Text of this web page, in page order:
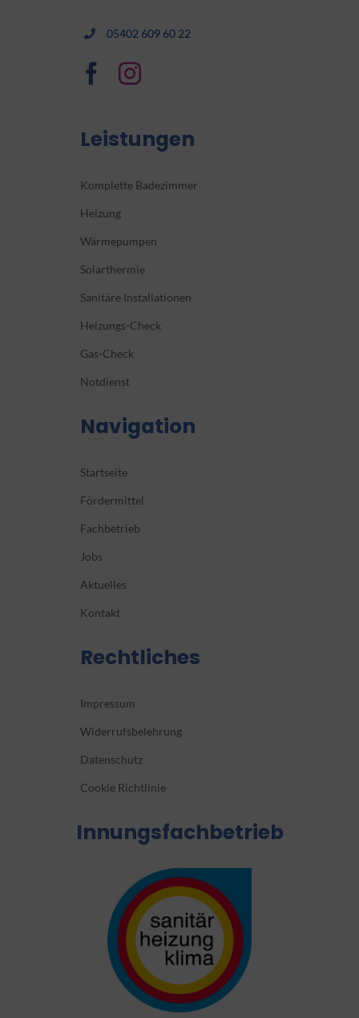
05402 609 60 22
Leistungen
Komplette Badezimmer
Heizung
Wärmepumpen
Solarthermie
Sanitäre Installationen
Heizungs-Check
Gas-Check
Notdienst
Navigation
Startseite
Fördermittel
Fachbetrieb
Jobs
Aktuelles
Kontakt
Rechtliches
Impressum
Widerrufsbelehrung
Datenschutz
Cookie Richtlinie
Innungsfachbetrieb